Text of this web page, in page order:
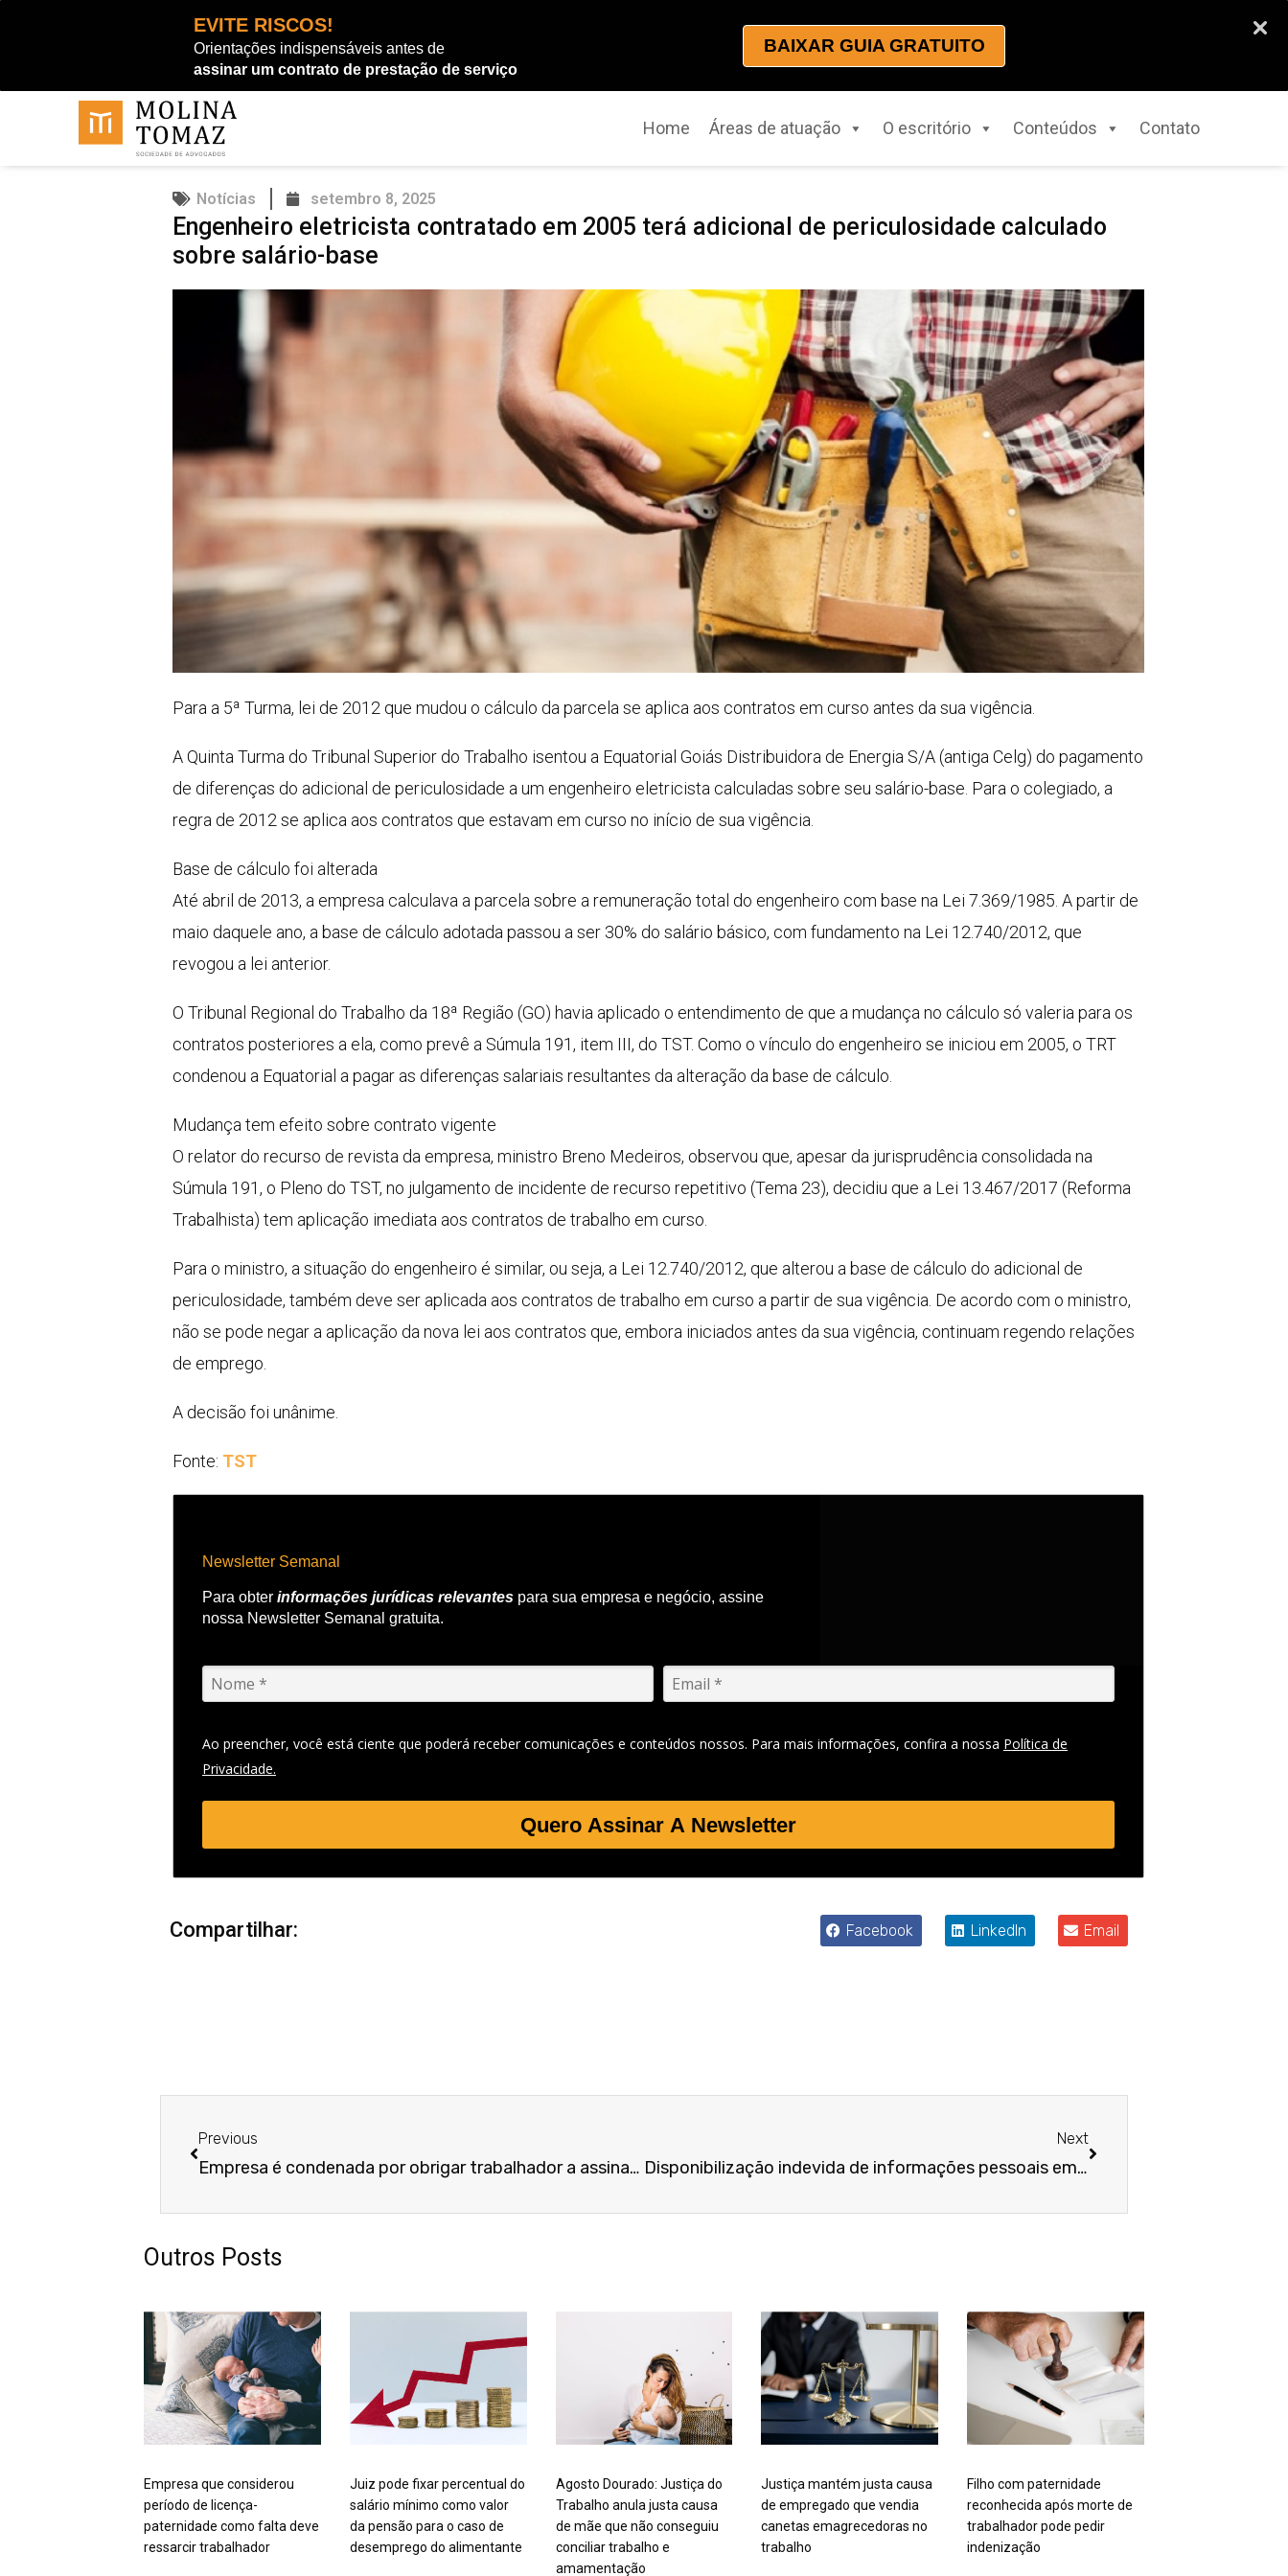
EVITE RISCOS!
Orientações indispensáveis antes de
assinar um contrato de prestação de serviço
BAIXAR GUIA GRATUITO
conteúdo
Home Áreas de atuação O escritório Conteúdos Contato
Notícias setembro 8, 2025
Engenheiro eletricista contratado em 2005 terá adicional de periculosidade calculado
sobre salário-base
Para a 5ª Turma, lei de 2012 que mudou o cálculo da parcela se aplica aos contratos em curso antes da sua vigência.
A Quinta Turma do Tribunal Superior do Trabalho isentou a Equatorial Goiás Distribuidora de Energia S/A (antiga Celg) do pagamento
de diferenças do adicional de periculosidade a um engenheiro eletricista calculadas sobre seu salário-base. Para o colegiado, a
regra de 2012 se aplica aos contratos que estavam em curso no início de sua vigência.
Base de cálculo foi alterada
Até abril de 2013, a empresa calculava a parcela sobre a remuneração total do engenheiro com base na Lei 7.369/1985. A partir de
maio daquele ano, a base de cálculo adotada passou a ser 30% do salário básico, com fundamento na Lei 12.740/2012, que
revogou a lei anterior.
O Tribunal Regional do Trabalho da 18ª Região (GO) havia aplicado o entendimento de que a mudança no cálculo só valeria para os
contratos posteriores a ela, como prevê a Súmula 191, item III, do TST. Como o vínculo do engenheiro se iniciou em 2005, o TRT
condenou a Equatorial a pagar as diferenças salariais resultantes da alteração da base de cálculo.
Mudança tem efeito sobre contrato vigente
O relator do recurso de revista da empresa, ministro Breno Medeiros, observou que, apesar da jurisprudência consolidada na
Súmula 191, o Pleno do TST, no julgamento de incidente de recurso repetitivo (Tema 23), decidiu que a Lei 13.467/2017 (Reforma
Trabalhista) tem aplicação imediata aos contratos de trabalho em curso.
Para o ministro, a situação do engenheiro é similar, ou seja, a Lei 12.740/2012, que alterou a base de cálculo do adicional de
periculosidade, também deve ser aplicada aos contratos de trabalho em curso a partir de sua vigência. De acordo com o ministro,
não se pode negar a aplicação da nova lei aos contratos que, embora iniciados antes da sua vigência, continuam regendo relações
de emprego.
A decisão foi unânime.
Fonte: TST
Newsletter Semanal
Para obter informações jurídicas relevantes para sua empresa e negócio, assine
nossa Newsletter Semanal gratuita.
Ao preencher, você está ciente que poderá receber comunicações e conteúdos nossos. Para mais informações, confira a nossa Política de
Privacidade.
Quero Assinar A Newsletter
Compartilhar: Facebook LinkedIn Email
Previous
Empresa é condenada por obrigar trabalhador a assinar registro de intervalo intrajornada sem usufruir do período de descanso
Next
Disponibilização indevida de informações pessoais em banco de dados gera dano moral presumido
Outros Posts
Empresa que considerou
período de licença-
paternidade como falta deve
ressarcir trabalhador
Juiz pode fixar percentual do
salário mínimo como valor
da pensão para o caso de
desemprego do alimentante
Agosto Dourado: Justiça do
Trabalho anula justa causa
de mãe que não conseguiu
conciliar trabalho e
amamentação
Justiça mantém justa causa
de empregado que vendia
canetas emagrecedoras no
trabalho
Filho com paternidade
reconhecida após morte de
trabalhador pode pedir
indenização